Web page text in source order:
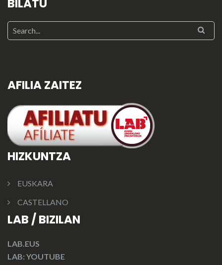
BILATU
AFILIA ZAITEZ
HIZKUNTZA
EUSKARA
CASTELLANO
LAB / BIZILAN
LAB.EUS
LAB: YOUTUBE